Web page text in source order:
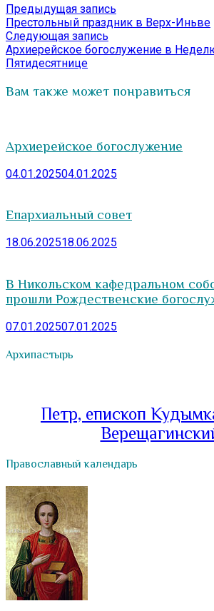
Навигация
по
записям
Предыдущая запись
запись:
Престольный праздник в Верх-Иньве
Следующая запись
запись:
Архиерейское богослужение в
Пятидесятнице
Вам также может понравиться
Архиерейское богослужение
04.01.202504.01.2025
Епархиальный совет
18.06.202518.06.2025
В Никольском кафедральном
прошли Рождественские
07.01.202507.01.2025
Архипастырь
Петр, епископ
Православный календарь